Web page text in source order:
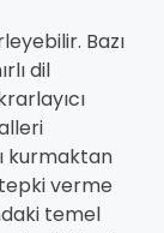
Bazı
dil
kurmaktan
tepki verme
temel